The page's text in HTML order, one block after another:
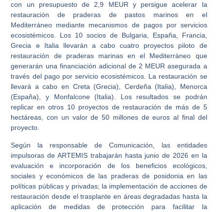
con un presupuesto de 2,9 MEUR y persigue acelerar la
restauración de praderas de pastos marinos en el
Mediterráneo mediante mecanismos de pagos por servicios
ecosistémicos. Los 10 socios de Bulgaria, España, Francia,
Grecia e Italia llevarán a cabo cuatro proyectos piloto de
restauración de praderas marinas en el Mediterráneo que
generarán una financiación adicional de 2 MEUR asegurada a
través del pago por servicio ecosistémicos. La restauración se
llevará a cabo en Creta (Grecia), Cerdeña (Italia), Menorca
(España), y Monfalcone (Italia). Los resultados se podrán
replicar en otros 10 proyectos de restauración de más de 5
hectáreas, con un valor de 50 millones de euros al final del
proyecto.
Según la responsable de Comunicación, las entidades
impulsoras de ARTEMIS trabajarán hasta junio de 2026 en la
evaluación e incorporación de los beneficios ecológicos,
sociales y económicos de las praderas de posidonia en las
políticas públicas y privadas; la implementación de acciones de
restauración desde el trasplante en áreas degradadas hasta la
aplicación de medidas de protección para facilitar la